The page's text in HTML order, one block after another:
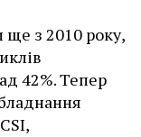
з 2010 року,
42%. Тепер